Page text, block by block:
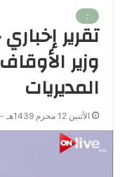
:
تقرير
وزير
المديريات
الأثنين 12 محرم 1439هـ - 2 أكتوبر 2017م | 1:54 م